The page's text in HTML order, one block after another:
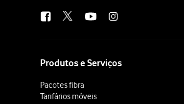
Produtos e Serviços
Pacotes fibra
Tarifários móveis